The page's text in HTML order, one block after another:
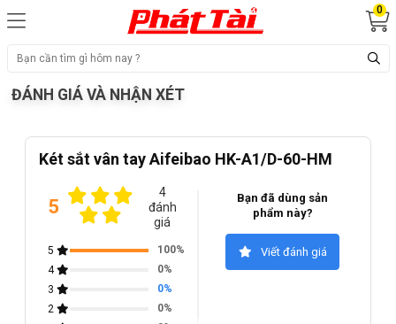
0
ĐÁNH GIÁ VÀ NHẬN XÉT
Két sắt vân tay Aifeibao HK-A1/D-60-HM
5
4
đánh
giá
5
100%
4
0%
3
0%
2
0%
Bạn đã dùng sản
phẩm này?
Viết đánh giá